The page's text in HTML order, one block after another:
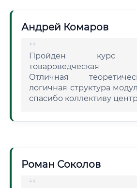
Андрей Комаров
Пройден курс
товароведческая
Отличная
логичная структура
спасибо коллективу
Роман Соколов